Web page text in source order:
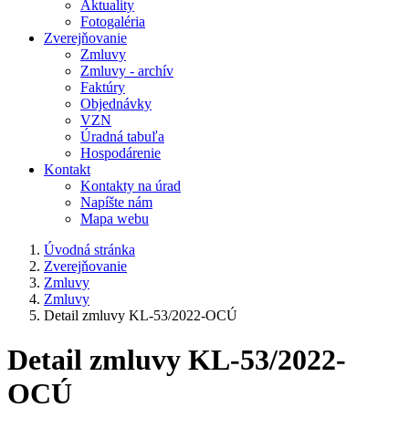
Aktuality
Fotogaléria
Zverejňovanie
Zmluvy
Zmluvy - archív
Faktúry
Objednávky
VZN
Úradná tabuľa
Hospodárenie
Kontakt
Kontakty na úrad
Napíšte nám
Mapa webu
Úvodná stránka
Zverejňovanie
Zmluvy
Zmluvy
Detail zmluvy KL-53/2022-OCÚ
Detail zmluvy KL-53/2022-
OCÚ